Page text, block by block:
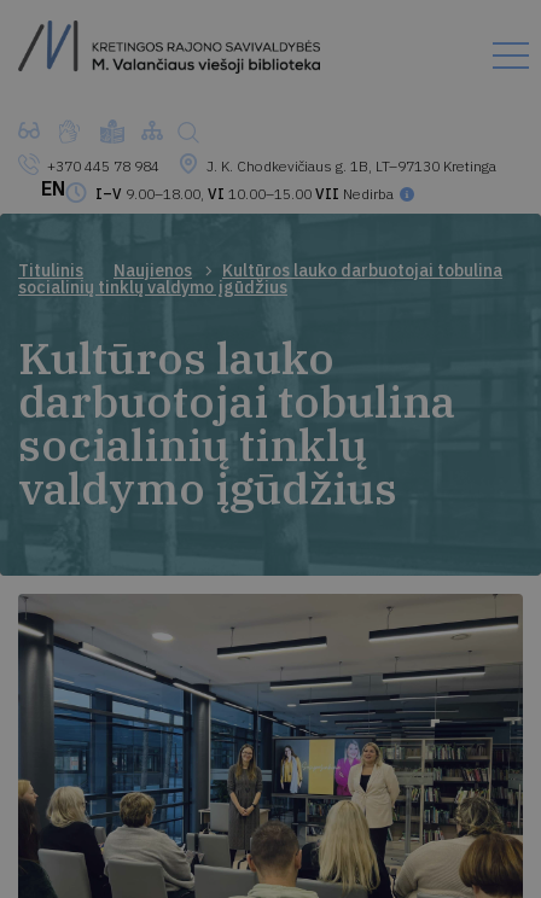
+370 445 78 984
J. K. Chodkevičiaus g. 1B, LT–97130 Kretinga
I–V 9.00–18.00, VI 10.00–15.00 VII Nedirba
EN
Titulinis Naujienos Kultūros lauko darbuotojai tobulina
socialinių tinklų valdymo įgūdžius
Kultūros lauko
darbuotojai tobulina
socialinių tinklų
valdymo įgūdžius